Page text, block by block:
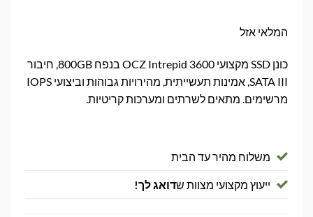
המלאי אזל
כונן SSD מקצועי OCZ Intrepid 3600 בנפח 800GB, חיבור
SATA III, אמינות תעשייתית, מהירויות גבוהות וביצועי IOPS
מרשימים. מתאים לשרתים ומערכות קריטיות.
משלוח מהיר עד הבית
ייעוץ מקצועי מצוות שדואג לך!